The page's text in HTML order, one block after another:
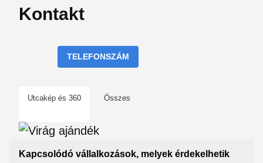
Kontakt
TELEFONSZÁM
Utcakép és 360 Összes
Kapcsolódó vállalkozások, melyek érdekelhetik